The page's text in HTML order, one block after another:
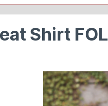
Shirt FOL
überspringen